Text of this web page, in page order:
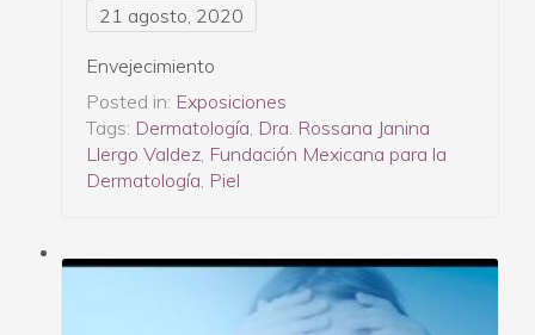
21 agosto, 2020
Envejecimiento
Posted in: Exposiciones
Tags: Dermatología, Dra. Rossana Janina
Llergo Valdez, Fundación Mexicana para la
Dermatología, Piel